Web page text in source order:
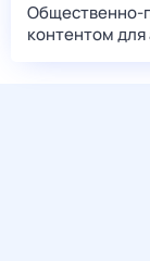
Общественно-
контентом для